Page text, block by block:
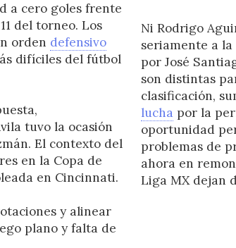
a cero goles frente
del torneo. Los
orden defensivo
difíciles del fútbol
tuvo la ocasión
El contexto del
en la Copa de
en Cincinnati.
y alinear
plano y falta de
Ni Rodrigo
seriamente a
por José
son distintas
clasificación,
lucha por la
oportunidad
problemas de
ahora en
Liga MX dejan